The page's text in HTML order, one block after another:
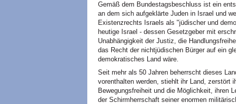
Gemäß dem Bundestagsbeschluss ist ein
an dem sich aufgeklärte Juden in Israel und
Existenzrechts Israels als "jüdischer und
heutige Israel - dessen Gesetzgeber mit
Unabhängigkeit der Justiz, die
das Recht der nichtjüdischen Bürger auf ein
demokratisches Land wäre.
Seit mehr als 50 Jahren beherrscht dieses
vorenthalten werden, stiehlt ihr Land, zerstört
Bewegungsfreiheit und die Möglichkeit, ihren
der Schirmherrschaft seiner enormen